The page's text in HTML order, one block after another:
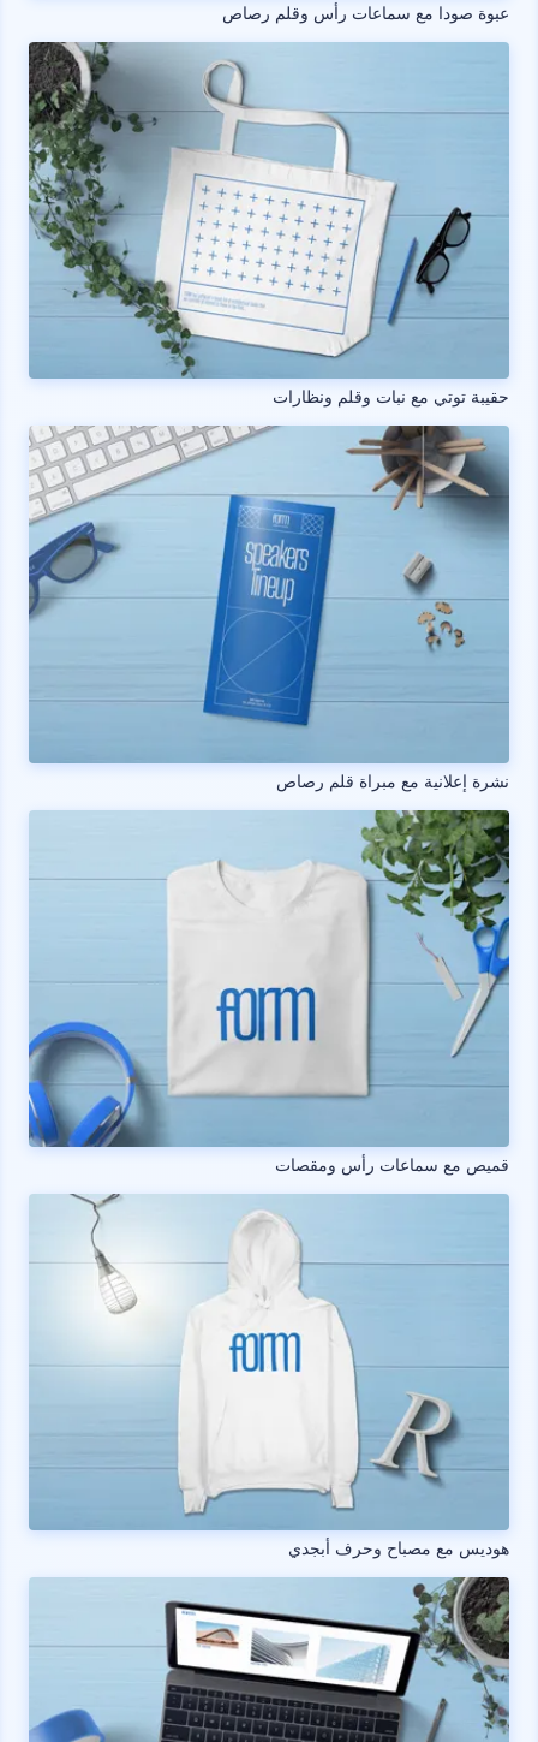
عبوة صودا مع سماعات رأس وقلم رصاص
حقيبة توتي مع نبات وقلم ونظارات
نشرة إعلانية مع مبراة قلم رصاص
قميص مع سماعات رأس ومقصات
هوديس مع مصباح وحرف أبجدي